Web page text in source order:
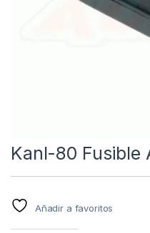
Kanl-80 Fusible
Añadir a favoritos